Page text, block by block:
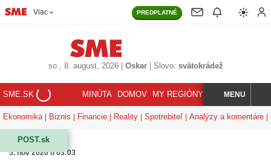
Viac PREDPLATNÉ
so, 8. august, 2026| Oskar| Slovo: svätokrádež
SME.SK MINÚTA DOMOV MY REGIÓNY KORZÁR
HĽADAJMENU
Ekonomika Biznis Financie Reality Spotrebiteľ Analýzy a komentáre
POST.sk
5. nov 2020 o 03:03